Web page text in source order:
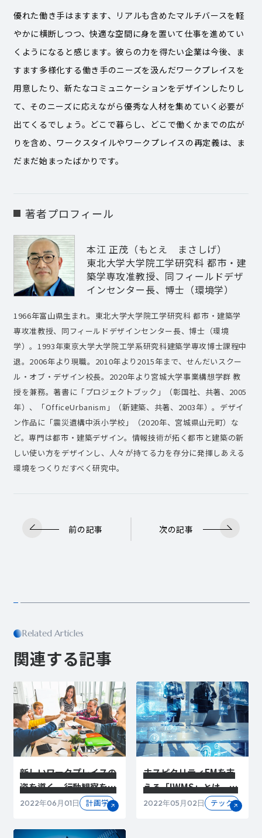
優れた働き手はますます、リアルも含めたマルチバースを軽
やかに横断しつつ、快適な空間に身を置いて仕事を進めてい
くようになると感じます。彼らの力を得たい企業は今後、ま
すます多様化する働き手のニーズを汲んだワークプレイスを
用意したり、新たなコミュニケーションをデザインしたりし
て、そのニーズに応えながら優秀な人材を集めていく必要が
出てくるでしょう。どこで暮らし、どこで働くかまでの広が
りを含め、ワークスタイルやワークプレイスの再定義は、ま
だまだ始まったばかりです。
著者プロフィール
本江 正茂（もとえ まさしげ）
東北大学大学院工学研究科 都市・建
築学専攻准教授、同フィールドデザ
インセンター長、博士（環境学）
1966年富山県生まれ。東北大学大学院工学研究科 都市・建築学
専攻准教授、同フィールドデザインセンター長、博士（環境
学）。1993年東京大学大学院工学系研究科建築学専攻博士課程中
退。2006年より現職。2010年より2015年まで、せんだいスクー
ル・オブ・デザイン校長。2020年より宮城大学事業構想学群 教
授を兼務。著書に「プロジェクトブック」（彰国社、共著、2005
年）、「OfficeUrbanism」（新建築、共著、2003年）。デザイ
ン作品に「震災遺構中浜小学校」（2020年、宮城県山元町）な
ど。専門は都市・建築デザイン。情報技術が拓く都市と建築の新
しい使い方をデザインし、人々が持てる力を存分に発揮しあえる
環境をつくりだすべく研究中。
前の記事 次の記事
Related Articles
関連する記事
新しいワークプレイスの
姿を導く、行動観察をも
とにした手法
Creation」
2022年06月01日 計画学
ホスピタリティFMを⽀
える「IWMS」とは。デ
ータが価値を持つ時代に
2022年05月02日 テック